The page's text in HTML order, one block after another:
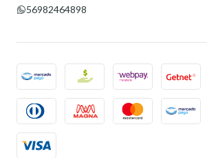
56982464898